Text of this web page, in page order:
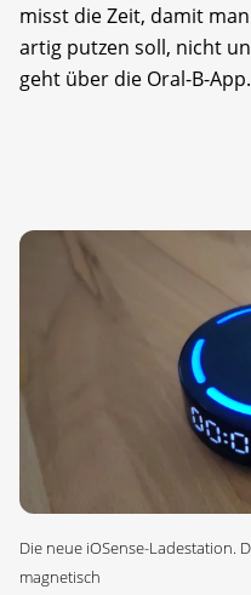
misst die Zeit, damit
artig putzen soll, nicht
geht über die Oral-B-App.
Die neue iOSense-Ladestation.
magnetisch